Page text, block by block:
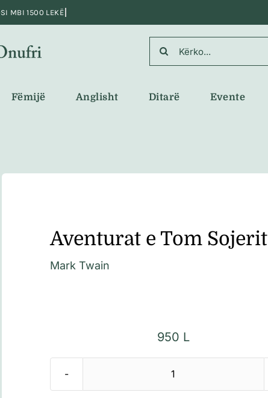
Search
for:
Fëmijë Anglisht Ditarë Evente
Aventurat e Tom Sojerit
Mark Twain
950 L
Sasi